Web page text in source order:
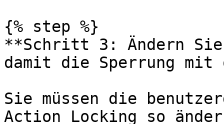
{% step %}
**Schritt 3: Ändern Sie
damit die Sperrung mit
Sie müssen die
Action Locking so